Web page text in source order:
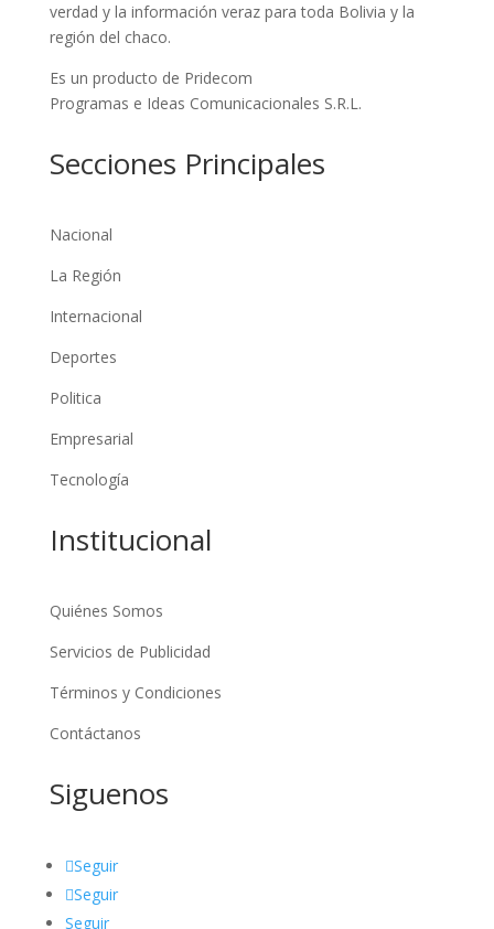
verdad y la información veraz para toda Bolivia y la
región del chaco.
Es un producto de Pridecom
Programas e Ideas Comunicacionales S.R.L.
Secciones Principales
Nacional
La Región
Internacional
Deportes
Politica
Empresarial
Tecnología
Institucional
Quiénes Somos
Servicios de Publicidad
Términos y Condiciones
Contáctanos
Siguenos
Seguir
Seguir
Seguir